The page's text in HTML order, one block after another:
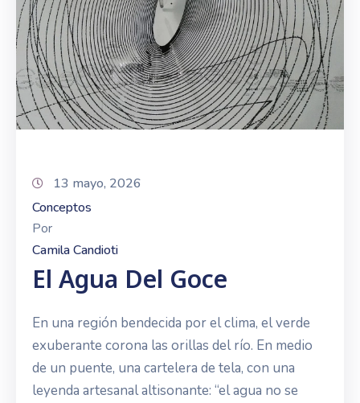
13 mayo, 2026
Conceptos
Por
Camila Candioti
El Agua Del Goce
En una región bendecida por el clima, el verde
exuberante corona las orillas del río. En medio
de un puente, una cartelera de tela, con una
leyenda artesanal altisonante: “el agua no se